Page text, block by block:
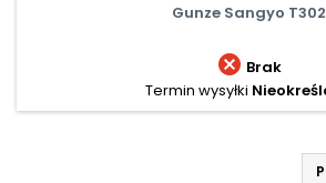
Gunze Sangyo T302
 Brak
Termin wysyłki